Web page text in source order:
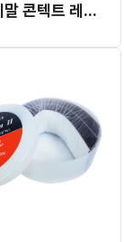
어프록시말 콘텍트 레드 폴 (BK35)